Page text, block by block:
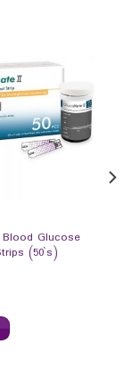
Glucose
(50`s)